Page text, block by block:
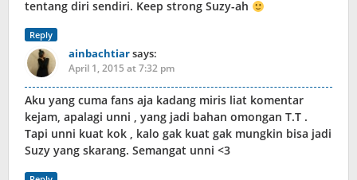
tentang diri sendiri. Keep strong Suzy-ah
Reply
ainbachtiarsays:
April 1, 2015 at 7:32 pm
Aku yang cuma fans aja kadang miris liat komentar
kejam, apalagi unni , yang jadi bahan omongan T.T .
Tapi unni kuat kok , kalo gak kuat gak mungkin bisa jadi
Suzy yang skarang. Semangat unni <3